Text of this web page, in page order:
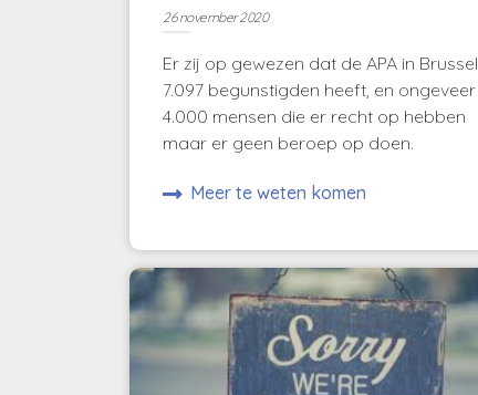
26 november 2020
Er zij op gewezen dat de APA in Brussel
7.097 begunstigden heeft, en ongeveer
4.000 mensen die er recht op hebben
maar er geen beroep op doen.
Meer te weten komen